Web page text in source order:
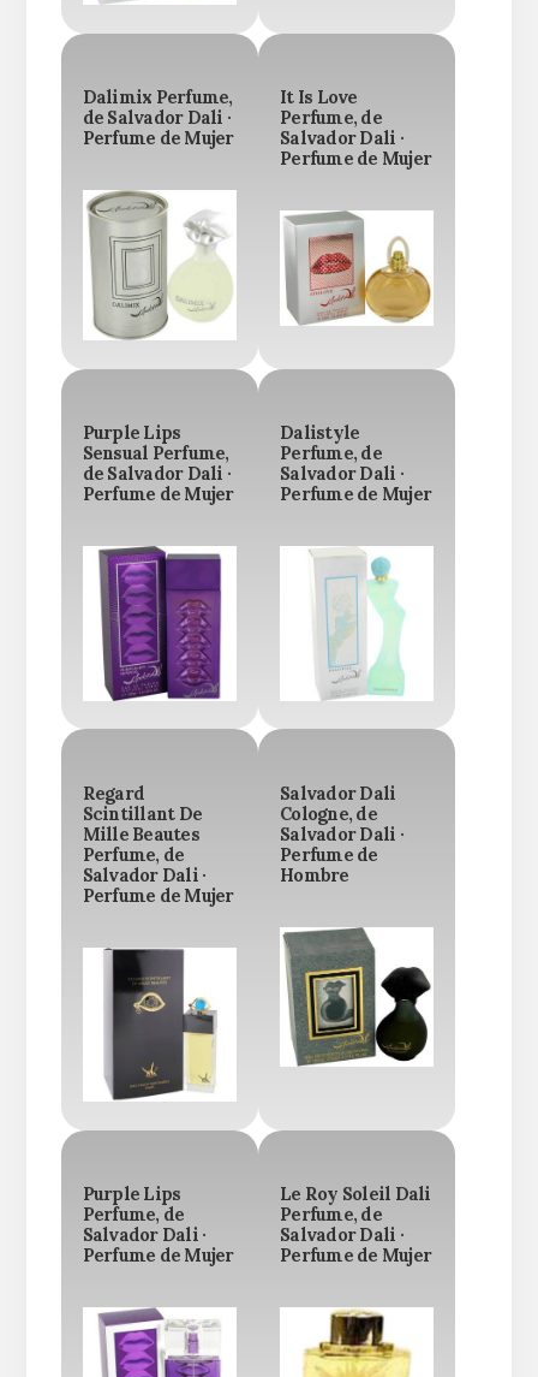
Dalimix Perfume,
de Salvador Dali ·
Perfume de Mujer
It Is Love
Perfume, de
Salvador Dali ·
Perfume de Mujer
Purple Lips
Sensual Perfume,
de Salvador Dali ·
Perfume de Mujer
Dalistyle
Perfume, de
Salvador Dali ·
Perfume de Mujer
Regard
Scintillant De
Mille Beautes
Perfume, de
Salvador Dali ·
Perfume de Mujer
Salvador Dali
Cologne, de
Salvador Dali ·
Perfume de
Hombre
Purple Lips
Perfume, de
Salvador Dali ·
Perfume de Mujer
Le Roy Soleil Dali
Perfume, de
Salvador Dali ·
Perfume de Mujer